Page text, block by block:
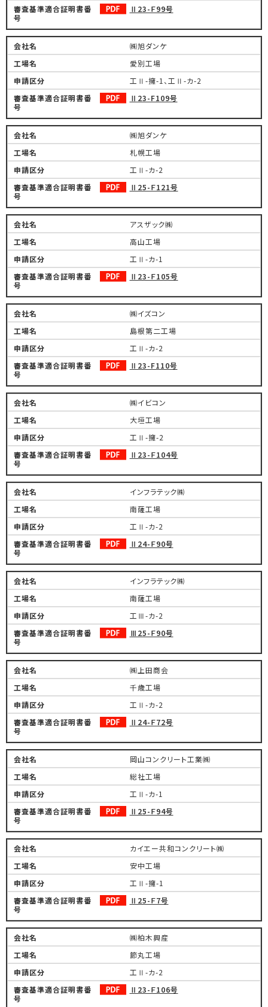
Ⅱ23-Ｆ99号
㈱旭ダンケ
愛別工場
工Ⅱ-擁-1、工Ⅱ-カ-2
Ⅱ23-F109号
㈱旭ダンケ
札幌工場
工Ⅱ-カ-2
Ⅱ25-Ｆ121号
アスザック㈱
高山工場
工Ⅱ-カ-1
Ⅱ23-Ｆ105号
㈱イズコン
島根第二工場
工Ⅱ-カ-2
Ⅱ23-F110号
㈱イビコン
大垣工場
工Ⅱ-擁-2
Ⅱ23-Ｆ104号
インフラテック㈱
南薩工場
工Ⅱ-カ-2
Ⅱ24-Ｆ90号
インフラテック㈱
南薩工場
工Ⅲ-カ-2
Ⅲ25-Ｆ90号
㈱上田商会
千歳工場
工Ⅱ-カ-2
Ⅱ24-Ｆ72号
岡山コンクリート工業㈱
総社工場
工Ⅱ-カ-1
Ⅱ25-Ｆ94号
カイエー共和コンクリート㈱
安中工場
工Ⅱ-擁-1
Ⅱ25-Ｆ7号
㈱柏木興産
節丸工場
工Ⅱ-カ-2
Ⅱ23-Ｆ106号